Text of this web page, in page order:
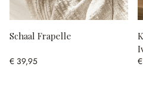
Schaal Frapelle
€ 39,95